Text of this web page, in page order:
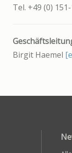
Tel. +49 (0)
Birgit Haemel